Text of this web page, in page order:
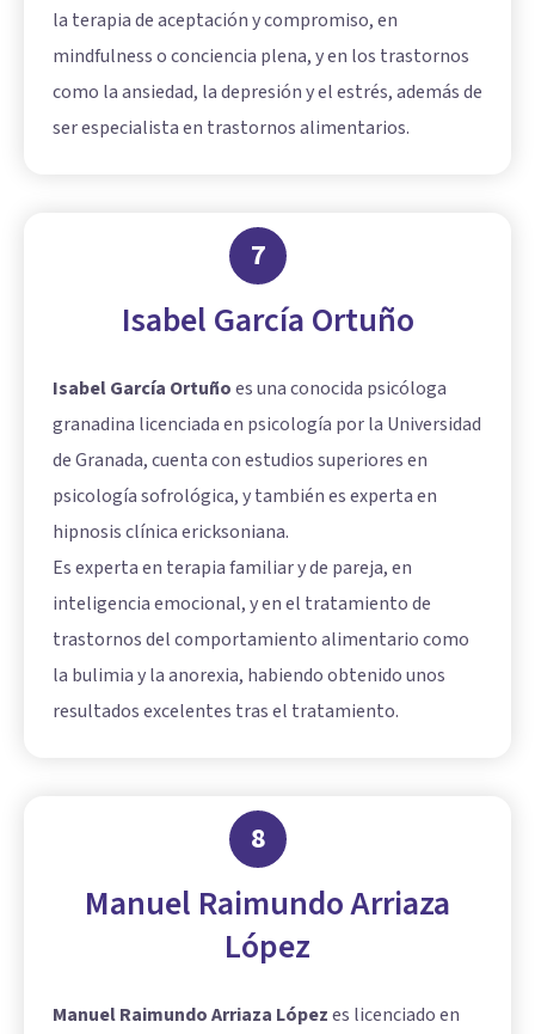
la terapia de aceptación y compromiso, en
mindfulness o conciencia plena, y en los trastornos
como la ansiedad, la depresión y el estrés, además de
ser especialista en trastornos alimentarios.
7
Isabel García Ortuño
Isabel García Ortuñoes una conocida psicóloga
granadina licenciada en psicología por la Universidad
de Granada, cuenta con estudios superiores en
psicología sofrológica, y también es experta en
hipnosis clínica ericksoniana.
Es experta en terapia familiar y de pareja, en
inteligencia emocional, y en el tratamiento de
trastornos del comportamiento alimentario como
la bulimia y la anorexia, habiendo obtenido unos
resultados excelentes tras el tratamiento.
8
Manuel Raimundo Arriaza
López
Manuel Raimundo Arriaza Lópezes licenciado en